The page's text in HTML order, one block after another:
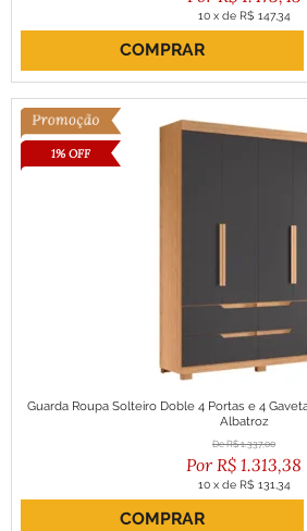
10 x de R$ 147,34
ou R$ 1.326,09 no boleto
COMPRAR
1% OFF
Guarda Roupa Solteiro Doble 4 Portas e 4
Albatroz
R$ 1.337,00
R$ 1.313,38
10 x de R$ 131,34
ou R$ 1.182,04 no boleto
COMPRAR